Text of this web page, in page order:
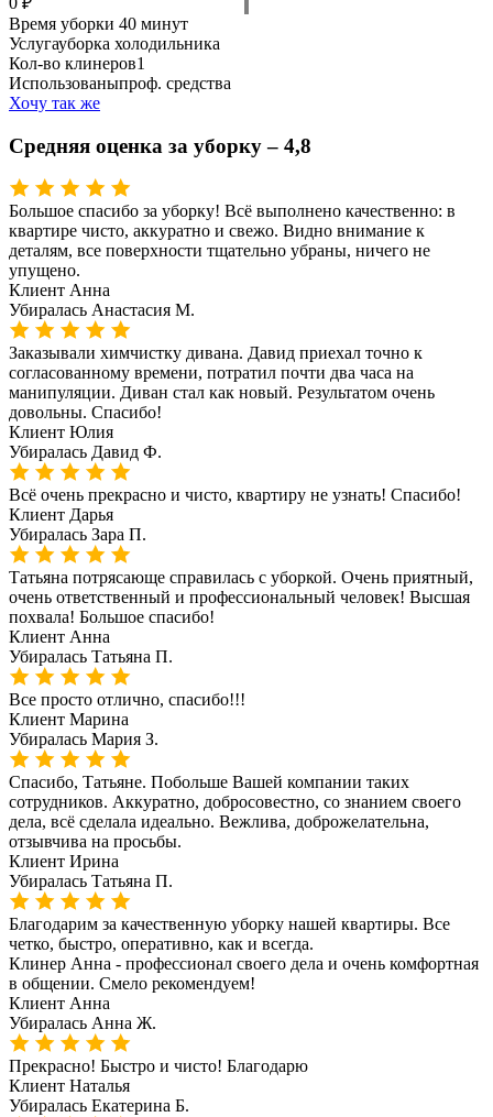
Время уборки 40 минут
Услугауборка холодильника
Кол-во клинеров1
Использованыпроф. средства
Хочу так же
Средняя оценка за уборку – 4,8
Большое спасибо за уборку! Всё выполнено качественно: в
квартире чисто, аккуратно и свежо. Видно внимание к
деталям, все поверхности тщательно убраны, ничего не
упущено.
Клиент Анна
Убиралась Анастасия М.
Заказывали химчистку дивана. Давид приехал точно к
согласованному времени, потратил почти два часа на
манипуляции. Диван стал как новый. Результатом очень
довольны. Спасибо!
Клиент Юлия
Убиралась Давид Ф.
Всё очень прекрасно и чисто, квартиру не узнать! Спасибо!
Клиент Дарья
Убиралась Зара П.
Татьяна потрясающе справилась с уборкой. Очень приятный,
очень ответственный и профессиональный человек! Высшая
похвала! Большое спасибо!
Клиент Анна
Убиралась Татьяна П.
Все просто отлично, спасибо!!!
Клиент Марина
Убиралась Мария З.
Спасибо, Татьяне. Побольше Вашей компании таких
сотрудников. Аккуратно, добросовестно, со знанием своего
дела, всё сделала идеально. Вежлива, доброжелательна,
отзывчива на просьбы.
Клиент Ирина
Убиралась Татьяна П.
Благодарим за качественную уборку нашей квартиры. Все
четко, быстро, оперативно, как и всегда.
Клинер Анна - профессионал своего дела и очень комфортная
в общении. Смело рекомендуем!
Клиент Анна
Убиралась Анна Ж.
Прекрасно! Быстро и чисто! Благодарю
Клиент Наталья
Убиралась Екатерина Б.